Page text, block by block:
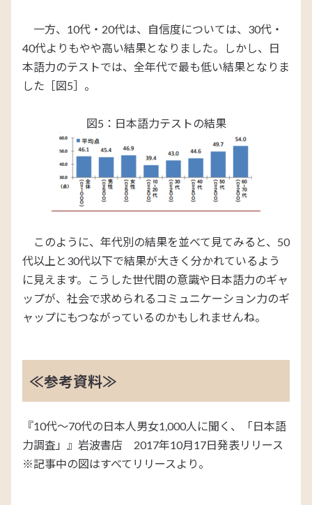
一方、10代・20代は、自信度については、30代・
40代よりもやや高い結果となりました。しかし、日
本語力のテストでは、全年代で最も低い結果となりま
した［図5］。
図5：日本語力テストの結果
このように、年代別の結果を並べて見てみると、50
代以上と30代以下で結果が大きく分かれているよう
に見えます。こうした世代間の意識や日本語力のギャ
ップが、社会で求められるコミュニケーション力のギ
ャップにもつながっているのかもしれませんね。
≪参考資料≫
『10代～70代の日本人男女1,000人に聞く、「日本語
力調査」』岩波書店 2017年10月17日発表リリース
※記事中の図はすべてリリースより。